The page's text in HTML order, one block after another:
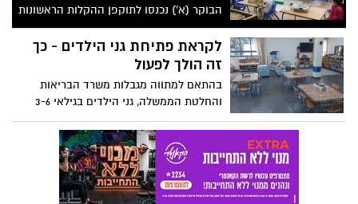
הבוקר (א') נכנסו לתוקפן ההקלות הראשונות
בתכנית היציאה מהסגר של משרד הבריאות.
במסגרת כך, נפתחו הבוקר מוסדות החינוך
בגילים 6-0 וכן הוסרה מגבלת היציאה מהבית.
לקראת פתיחת גני הילדים - כך
זה הולך לפעול
בהתאם למתווה מגבלות משרד הבריאות
והחלטת הממשלה, גני הילדים בגילאי 3-6
יחזרו ללימודים ביום ראשון הקרוב. בתוך כך,
משרד הבריאות קורא לגננות והסייעות
להיבדק לקורונה במהלך הסופ"ש. לטובת כך,
תיפרסנה נקודות דיגום ברחבי הארץ